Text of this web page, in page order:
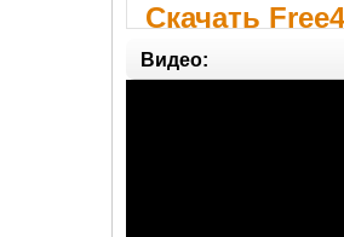
Скачать
Simulator
Видео: